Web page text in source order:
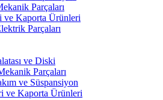
Parçaları
ve Kaporta Ürünleri
Parçaları
ve Diski
Parçaları
ve Süspansiyon
ve Kaporta Ürünleri